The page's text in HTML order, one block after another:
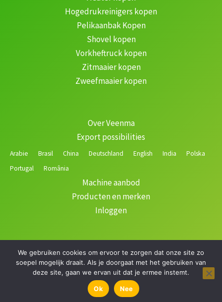
Hogedrukreinigers kopen
Pelikaanbak Kopen
Shovel kopen
Vorkheftruck kopen
Zitmaaier kopen
Zweefmaaier kopen
Over Veenma
Export possibilities
Arabie Brasil China Deutschland English India
Polska
Portugal
România
Machine aanbod
Producten en merken
Inloggen
Copyright © 2026 Veenma | Gerealiseerd door
We gebruiken cookies om ervoor te zorgen dat onze site zo
soepel mogelijk draait. Als je doorgaat met het gebruiken van
deze site, gaan we ervan uit dat je ermee instemt.
Ok Nee